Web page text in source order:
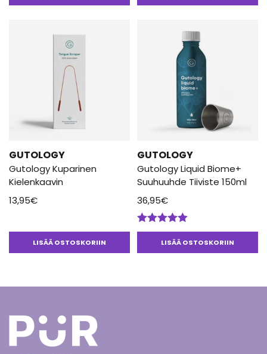
GUTOLOGY
Gutology Kuparinen
Kielenkaavin
13,95€
LISÄÄ OSTOSKORIIN
GUTOLOGY
Gutology Liquid Biome+
Suuhuuhde Tiiviste 150ml
36,95€
Arvostelu
tuotteesta:LISÄÄ OSTOSKORIIN